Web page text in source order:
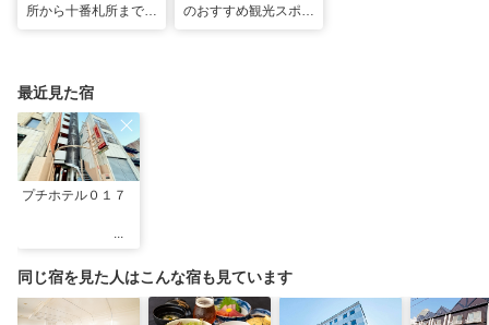
所から十番札所まで。
のおすすめ観光スポッ
最近見た宿
プチホテル０１７
同じ宿を見た人はこんな宿も見ています